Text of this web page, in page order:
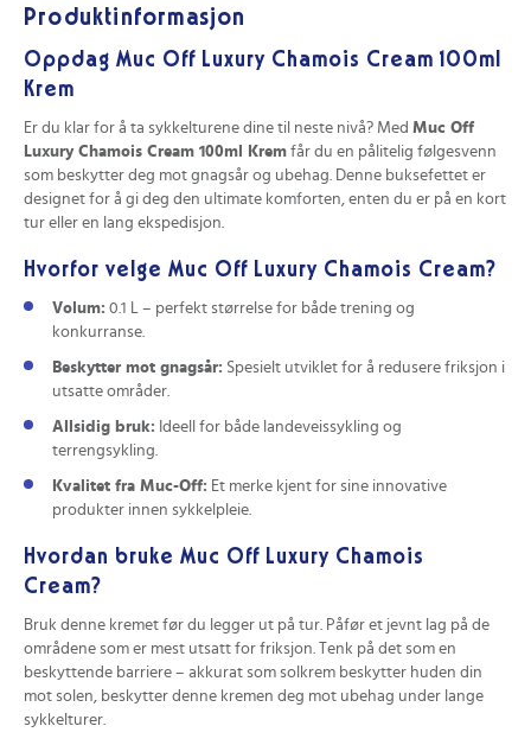
Produktinformasjon
Oppdag Muc Off Luxury Chamois Cream 100ml
Krem
Er du klar for å ta sykkelturene dine til neste nivå? Med Muc Off
Luxury Chamois Cream 100ml Krem får du en pålitelig følgesvenn
som beskytter deg mot gnagsår og ubehag. Denne buksefettet er
designet for å gi deg den ultimate komforten, enten du er på en kort
tur eller en lang ekspedisjon.
Hvorfor velge Muc Off Luxury Chamois Cream?
Volum: 0.1 L – perfekt størrelse for både trening og
konkurranse.
Beskytter mot gnagsår: Spesielt utviklet for å redusere friksjon i
utsatte områder.
Allsidig bruk: Ideell for både landeveissykling og
terrengsykling.
Kvalitet fra Muc-Off: Et merke kjent for sine innovative
produkter innen sykkelpleie.
Hvordan bruke Muc Off Luxury Chamois
Cream?
Bruk denne kremet før du legger ut på tur. Påfør et jevnt lag på de
områdene som er mest utsatt for friksjon. Tenk på det som en
beskyttende barriere – akkurat som solkrem beskytter huden din
mot solen, beskytter denne kremen deg mot ubehag under lange
sykkelturer.